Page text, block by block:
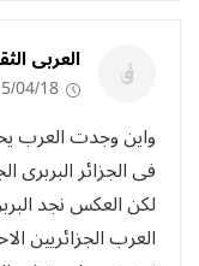
العربى
18 - 19:53
واين وجدت العرب
فى الجزائر
لكن العكس نجد
العرب الجزائريين